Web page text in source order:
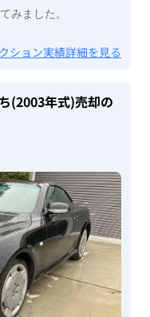
みました。
ション実績詳細を見る
(2003年式)売却の